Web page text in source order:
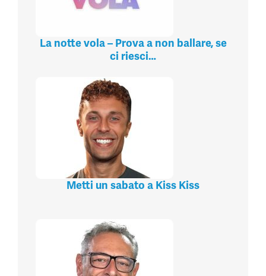
La notte vola – Prova a non ballare, se
ci riesci…
Metti un sabato a Kiss Kiss